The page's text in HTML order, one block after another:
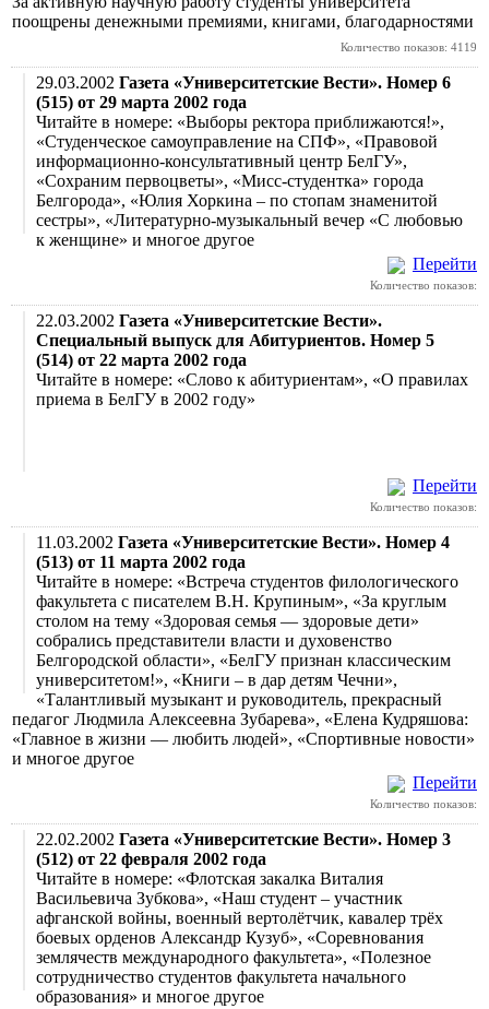
поощрены денежными премиями, книгами, благодарностями
Количество показов: 4119
29.03.2002 Газета «Университетские Вести». Номер 6
(515) от 29 марта 2002 года
Читайте в номере: «Выборы ректора приближаются!»,
«Студенческое самоуправление на СПФ», «Правовой
информационно-консультативный центр БелГУ»,
«Сохраним первоцветы», «Мисс-студентка» города
Белгорода», «Юлия Хоркина – по стопам знаменитой
сестры», «Литературно-музыкальный вечер «С любовью
к женщине» и многое другое
Перейти
Количество показов:
22.03.2002 Газета «Университетские Вести».
Специальный выпуск для Абитуриентов. Номер 5
(514) от 22 марта 2002 года
Читайте в номере: «Слово к абитуриентам», «О правилах
приема в БелГУ в 2002 году»
Перейти
Количество показов:
11.03.2002 Газета «Университетские Вести». Номер 4
(513) от 11 марта 2002 года
Читайте в номере: «Встреча студентов филологического
факультета с писателем В.Н. Крупиным», «За круглым
столом на тему «Здоровая семья — здоровые дети»
собрались представители власти и духовенство
Белгородской области», «БелГУ признан классическим
университетом!», «Книги – в дар детям Чечни»,
«Талантливый музыкант и руководитель, прекрасный
педагог Людмила Алексеевна Зубарева», «Елена Кудряшова:
«Главное в жизни — любить людей», «Спортивные новости»
и многое другое
Перейти
Количество показов:
22.02.2002 Газета «Университетские Вести». Номер 3
(512) от 22 февраля 2002 года
Читайте в номере: «Флотская закалка Виталия
Васильевича Зубкова», «Наш студент – участник
афганской войны, военный вертолётчик, кавалер трёх
боевых орденов Александр Кузуб», «Соревнования
землячеств международного факультета», «Полезное
сотрудничество студентов факультета начального
образования» и многое другое